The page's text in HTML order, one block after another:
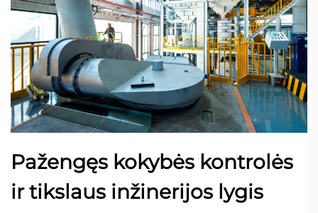
Pažengęs kokybės kontrolės
ir tikslaus inžinerijos lygis